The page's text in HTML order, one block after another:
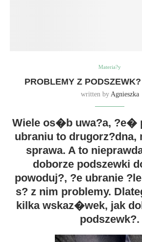
Materia?y
PROBLEMY Z
written by Agnieszka
Wiele os�b uwa?a, ?e�
ubraniu to drugorz?dna,
sprawa. A to
doborze podszewki
powoduj?, ?e ubranie
s? z nim problemy.
kilka wskaz�wek, jak
podszewk?.